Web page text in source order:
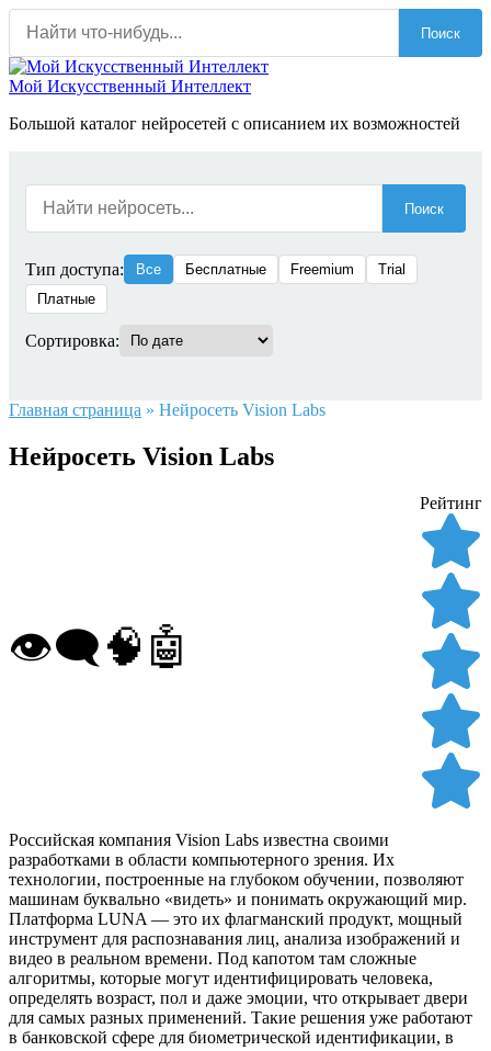
Перейти
содержанию
Поиск
Мой Искусственный Интеллект
Большой каталог нейросетей с описанием их возможностей
Поиск
Тип доступа: Все Бесплатные Freemium
Trial
Платные
Сортировка:
Главная страница » Нейросеть Vision Labs
Нейросеть Vision Labs
👁️‍🗨️🧠🤖
Рейтинг
Российская компания Vision Labs известна своими
разработками в области компьютерного зрения. Их
технологии, построенные на глубоком обучении, позволяют
машинам буквально «видеть» и понимать окружающий мир.
Платформа LUNA — это их флагманский продукт, мощный
инструмент для распознавания лиц, анализа изображений и
видео в реальном времени. Под капотом там сложные
алгоритмы, которые могут идентифицировать человека,
определять возраст, пол и даже эмоции, что открывает двери
для самых разных применений. Такие решения уже работают
в банковской сфере для биометрической идентификации, в